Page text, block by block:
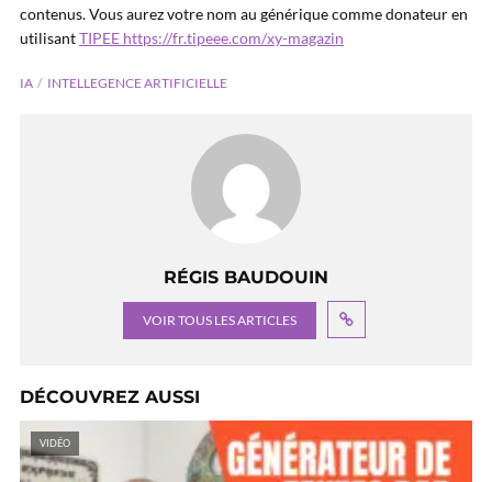
contenus. Vous aurez votre nom au générique comme donateur en
utilisantTIPEE https://fr.tipeee.com/xy-magazin
IA INTELLEGENCE ARTIFICIELLE
RÉGIS BAUDOUIN
VOIR TOUS LES ARTICLES
DÉCOUVREZ AUSSI
VIDÉO